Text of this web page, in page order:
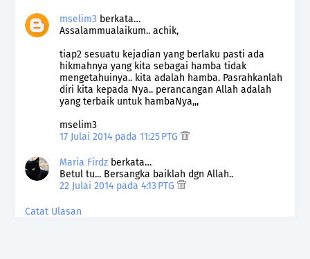
mselim3 berkata…
Assalammualaikum.. achik,
tiap2 sesuatu kejadian yang berlaku pasti ada
hikmahnya yang kita sebagai hamba tidak
mengetahuinya.. kita adalah hamba. Pasrahkanlah
diri kita kepada Nya.. perancangan Allah adalah
yang terbaik untuk hambaNya,,,
mselim3
17 Julai 2014 pada 11:25 PTG
Maria Firdz berkata…
Betul tu... Bersangka baiklah dgn Allah..
22 Julai 2014 pada 4:13 PTG
Catat Ulasan